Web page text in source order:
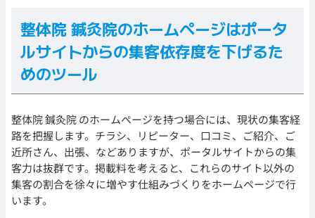
整体院 鍼灸院のホームページはポータ
ルサイトからの集客依存度を下げるた
めのツール
整体院 鍼灸院 のホームページを持つ場合には、現状の集客経
路を把握します。チラシ、リピーター、口コミ、ご紹介、ご
近所さん、出張、などありますが、ポータルサイトからの集
客力は抜群です。掲載料を考えると、これらのサイト以外の
集客の割合を徐々に増やす仕組みづくりをホームページで行
います。